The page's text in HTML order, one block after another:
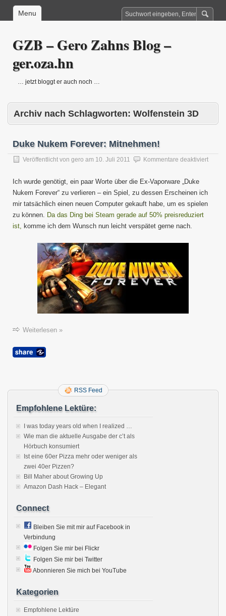
Menu
GZB – Gero Zahns Blog –
ger.oza.hn
… jetzt bloggt er auch noch …
Archiv nach Schlagworten: Wolfenstein 3D
Duke Nukem Forever: Mitnehmen!
Veröffentlicht von gero am 10. Juli 2011 Kommentare deaktiviertfür
Ich wurde genötigt, ein paar Worte über die Ex-Vaporware „Duke
Nukem Forever“ zu verlieren – ein Spiel, zu dessen Erscheinen ich
mir tatsächlich einen neuen Computer gekauft habe, um es spielen
zu können. Da das Ding bei Steam gerade auf 50% preisreduziert
ist, komme ich dem Wunsch nun leicht verspätet gerne nach.
Weiterlesen »
RSS Feed
Empfohlene Lektüre:
I was today years old when I realized …
Wie man die aktuelle Ausgabe der c’t als
Hörbuch konsumiert
Ist eine 60er Pizza mehr oder weniger als
zwei 40er Pizzen?
Bill Maher about Growing Up
Amazon Dash Hack – Elegant
Connect
Bleiben Sie mit mir auf Facebook in
Verbindung
Folgen Sie mir bei Flickr
Folgen Sie mir bei Twitter
Abonnieren Sie mich bei YouTube
Kategorien
Empfohlene Lektüre